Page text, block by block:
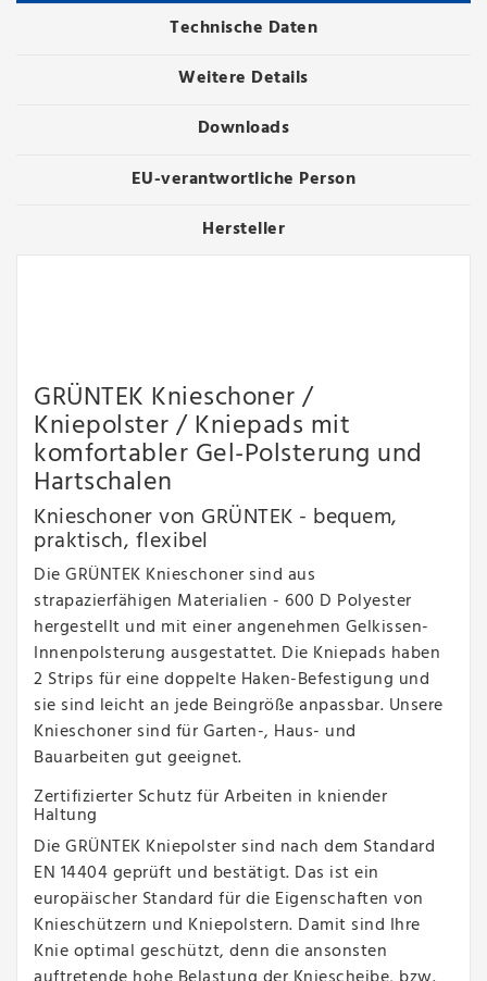
Technische Daten
Weitere Details
Downloads
EU-verantwortliche Person
Hersteller
GRÜNTEK Knieschoner /
Kniepolster / Kniepads mit
komfortabler Gel-Polsterung und
Hartschalen
Knieschoner von GRÜNTEK - bequem,
praktisch, flexibel
Die GRÜNTEK Knieschoner sind aus
strapazierfähigen Materialien - 600 D Polyester
hergestellt und mit einer angenehmen Gelkissen-
Innenpolsterung ausgestattet. Die Kniepads haben
2 Strips für eine doppelte Haken-Befestigung und
sie sind leicht an jede Beingröße anpassbar. Unsere
Knieschoner sind für Garten-, Haus- und
Bauarbeiten gut geeignet.
Zertifizierter Schutz für Arbeiten in kniender
Haltung
Die GRÜNTEK Kniepolster sind nach dem Standard
EN 14404 geprüft und bestätigt. Das ist ein
europäischer Standard für die Eigenschaften von
Knieschützern und Kniepolstern. Damit sind Ihre
Knie optimal geschützt, denn die ansonsten